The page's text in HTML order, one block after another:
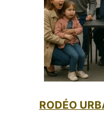
RODÉO